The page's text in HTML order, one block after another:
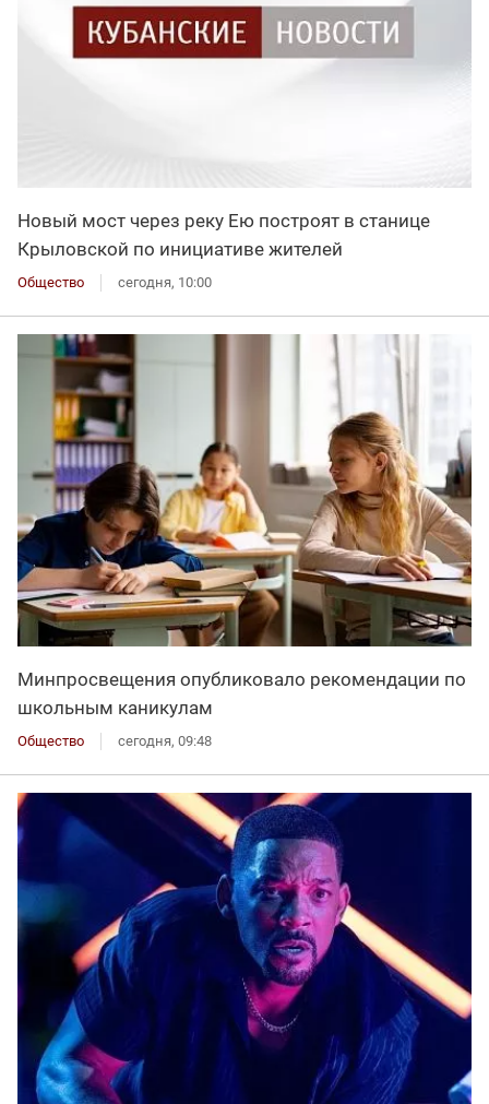
Новый мост через реку Ею построят в станице
Крыловской по инициативе жителей
Общество сегодня, 10:00
Минпросвещения опубликовало рекомендации по
школьным каникулам
Общество сегодня, 09:48